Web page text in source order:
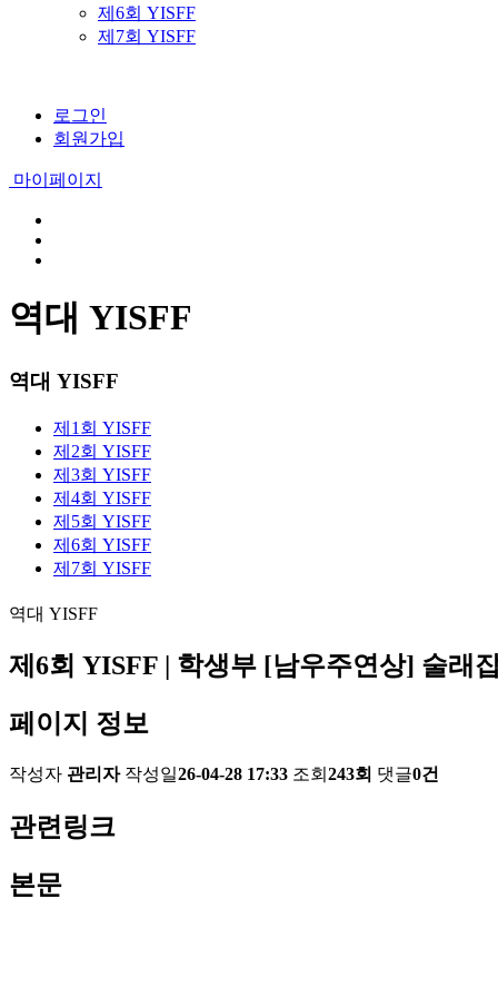
제6회 YISFF
제7회 YISFF
로그인
회원가입
마이페이지
역대 YISFF
역대 YISFF
제1회 YISFF
제2회 YISFF
제3회 YISFF
제4회 YISFF
제5회 YISFF
제6회 YISFF
제7회 YISFF
역대 YISFF
제6회 YISFF | 학생부 [남우주연상] 술래
페이지 정보
작성자 관리자 작성일26-04-28 17:33 조회 243회 댓글0건
관련링크
본문